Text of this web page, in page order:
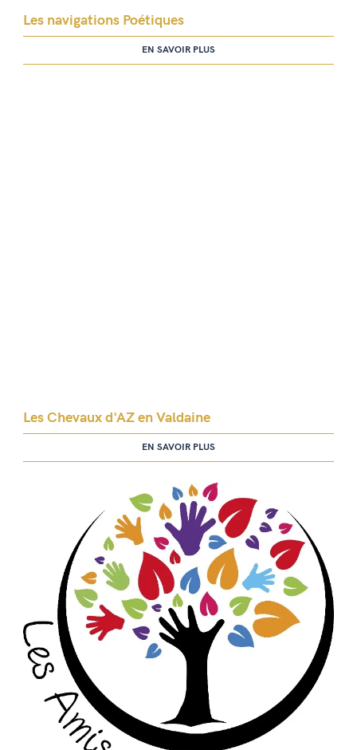
Les navigations Poétiques
EN SAVOIR PLUS
Les Chevaux d'AZ en Valdaine
EN SAVOIR PLUS